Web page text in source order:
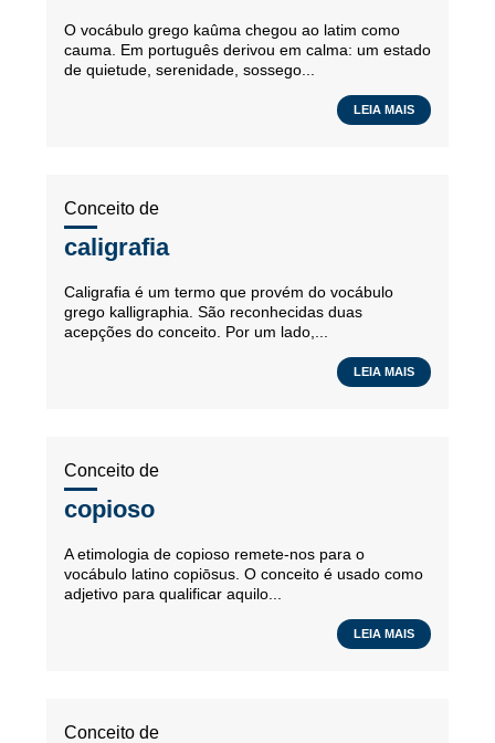
O vocábulo grego kaûma chegou ao latim como
cauma. Em português derivou em calma: um estado
de quietude, serenidade, sossego...
LEIA MAIS
Conceito de
caligrafia
Caligrafia é um termo que provém do vocábulo
grego kalligraphia. São reconhecidas duas
acepções do conceito. Por um lado,...
LEIA MAIS
Conceito de
copioso
A etimologia de copioso remete-nos para o
vocábulo latino copiōsus. O conceito é usado como
adjetivo para qualificar aquilo...
LEIA MAIS
Conceito de